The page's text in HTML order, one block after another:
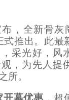
布，全新骨
式推出。此最
采光好，风
，为先人提
所。
开幕优惠 ，超